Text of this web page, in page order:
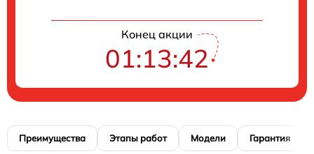
Конец акции
01:13:41
Преимущества Этапы работ Модели Гарантия